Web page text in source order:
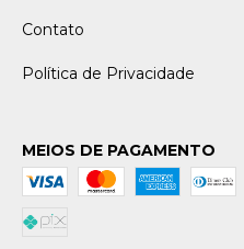
Contato
Política de Privacidade
MEIOS DE PAGAMENTO